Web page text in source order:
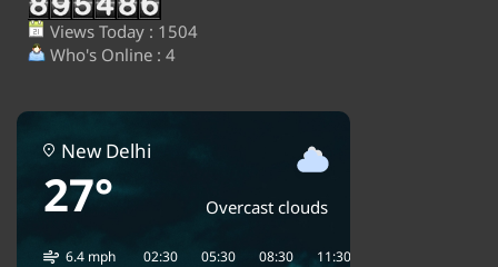
Views Today : 1504
Who's Online : 4
New Delhi
27° Overcast clouds
6.4 mph
02:30 05:30 08:30 11:30